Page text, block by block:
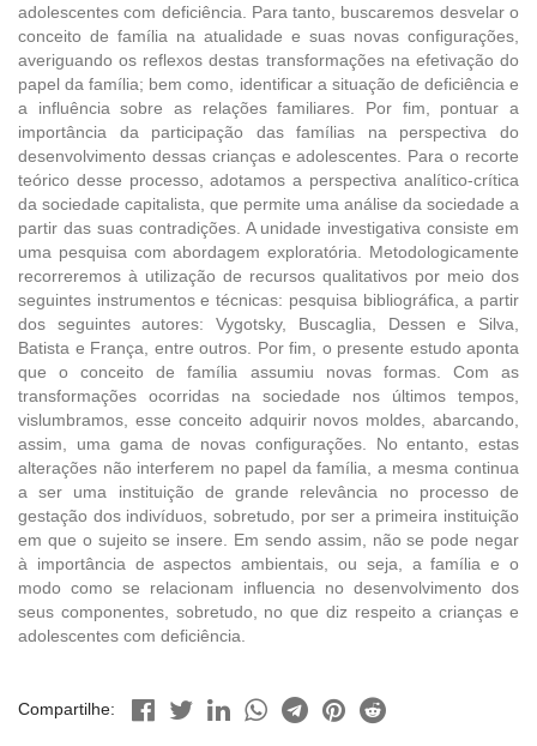
adolescentes com deficiência. Para tanto, buscaremos desvelar o
conceito de família na atualidade e suas novas configurações,
averiguando os reflexos destas transformações na efetivação do
papel da família; bem como, identificar a situação de deficiência e
a influência sobre as relações familiares. Por fim, pontuar a
importância da participação das famílias na perspectiva do
desenvolvimento dessas crianças e adolescentes. Para o recorte
teórico desse processo, adotamos a perspectiva analítico-crítica
da sociedade capitalista, que permite uma análise da sociedade a
partir das suas contradições. A unidade investigativa consiste em
uma pesquisa com abordagem exploratória. Metodologicamente
recorreremos à utilização de recursos qualitativos por meio dos
seguintes instrumentos e técnicas: pesquisa bibliográfica, a partir
dos seguintes autores: Vygotsky, Buscaglia, Dessen e Silva,
Batista e França, entre outros. Por fim, o presente estudo aponta
que o conceito de família assumiu novas formas. Com as
transformações ocorridas na sociedade nos últimos tempos,
vislumbramos, esse conceito adquirir novos moldes, abarcando,
assim, uma gama de novas configurações. No entanto, estas
alterações não interferem no papel da família, a mesma continua
a ser uma instituição de grande relevância no processo de
gestação dos indivíduos, sobretudo, por ser a primeira instituição
em que o sujeito se insere. Em sendo assim, não se pode negar
à importância de aspectos ambientais, ou seja, a família e o
modo como se relacionam influencia no desenvolvimento dos
seus componentes, sobretudo, no que diz respeito a crianças e
adolescentes com deficiência.
Compartilhe: